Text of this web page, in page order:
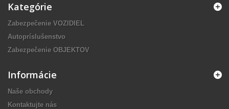
Kategórie
Zabezpečenie VOZIDIEL
Autopríslušenstvo
Zabezpečenie OBJEKTOV
Informácie
Naše obchody
Kontaktujte nás